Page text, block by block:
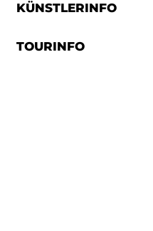
KÜNSTLERINFO
TOURINFO